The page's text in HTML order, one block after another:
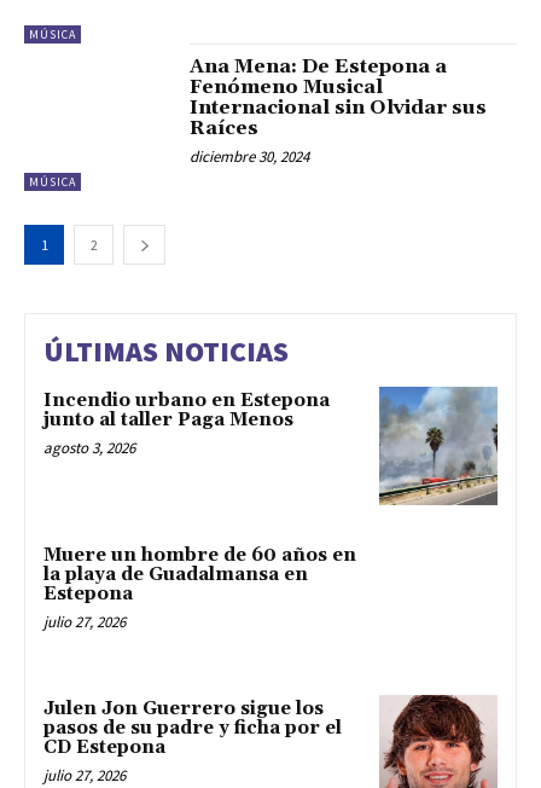
MÚSICA
MÚSICA
Ana Mena: De Estepona a
Fenómeno Musical
Internacional sin Olvidar sus
Raíces
diciembre 30, 2024
1 2
ÚLTIMAS NOTICIAS
Incendio urbano en Estepona
junto al taller Paga Menos
agosto 3, 2026
Muere un hombre de 60 años en
la playa de Guadalmansa en
Estepona
julio 27, 2026
Julen Jon Guerrero sigue los
pasos de su padre y ficha por el
CD Estepona
julio 27, 2026